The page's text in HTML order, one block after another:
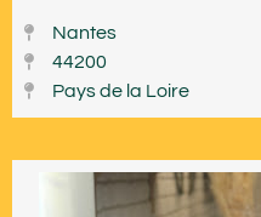
Nantes
44200
Pays de la Loire